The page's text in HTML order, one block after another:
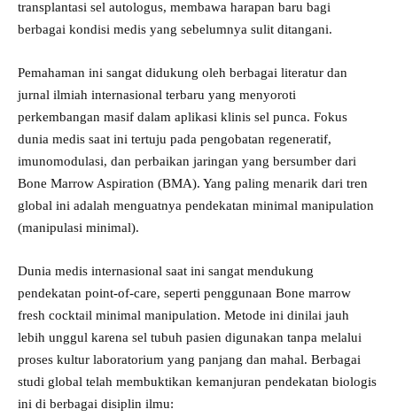
transplantasi sel autologus, membawa harapan baru bagi
berbagai kondisi medis yang sebelumnya sulit ditangani.
​Pemahaman ini sangat didukung oleh berbagai literatur dan
jurnal ilmiah internasional terbaru yang menyoroti
perkembangan masif dalam aplikasi klinis sel punca. Fokus
dunia medis saat ini tertuju pada pengobatan regeneratif,
imunomodulasi, dan perbaikan jaringan yang bersumber dari
Bone Marrow Aspiration (BMA). Yang paling menarik dari tren
global ini adalah menguatnya pendekatan minimal manipulation
(manipulasi minimal).
​Dunia medis internasional saat ini sangat mendukung
pendekatan point-of-care, seperti penggunaan Bone marrow
fresh cocktail minimal manipulation. Metode ini dinilai jauh
lebih unggul karena sel tubuh pasien digunakan tanpa melalui
proses kultur laboratorium yang panjang dan mahal. Berbagai
studi global telah membuktikan kemanjuran pendekatan biologis
ini di berbagai disiplin ilmu: